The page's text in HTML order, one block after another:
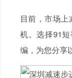
目前，市场
机。选择91
编，为您分享